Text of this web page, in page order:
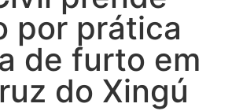
por prática
de furto em
do Xingú